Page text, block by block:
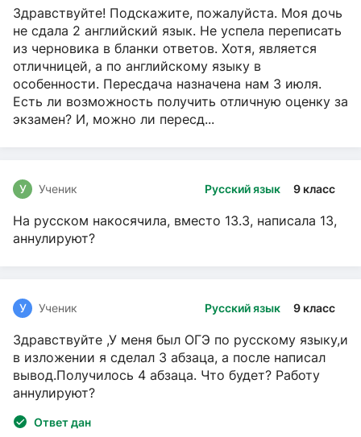
Здравствуйте! Подскажите, пожалуйста. Моя дочь
не сдала 2 английский язык. Не успела переписать
из черновика в бланки ответов. Хотя, является
отличницей, а по английскому языку в
особенности. Пересдача назначена нам 3 июля.
Есть ли возможность получить отличную оценку за
экзамен? И, можно ли пересд...
Русский язык 9 класс
У Ученик
На русском накосячила, вместо 13.3, написала 13,
аннулируют?
Русский язык 9 класс
У Ученик
Здравствуйте ,У меня был ОГЭ по русскому языку,и
в изложении я сделал 3 абзаца, а после написал
вывод.Получилось 4 абзаца. Что будет? Работу
аннулируют?
Ответ дан